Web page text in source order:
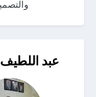
عبد